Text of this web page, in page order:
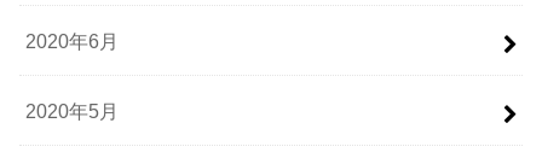
2020年6月
2020年5月